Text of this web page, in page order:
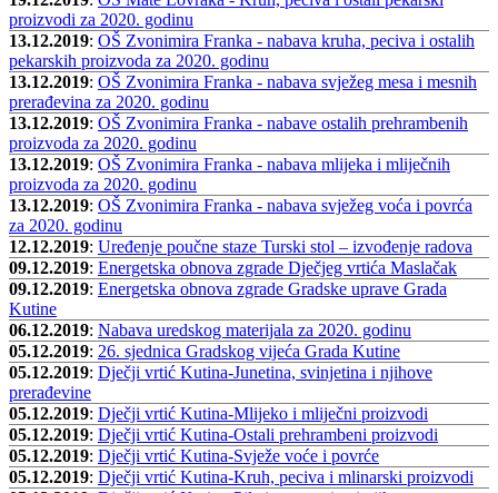
proizvodi za 2020. godinu
13.12.2019: OŠ Zvonimira Franka - nabava kruha, peciva i ostalih
pekarskih proizvoda za 2020. godinu
13.12.2019: OŠ Zvonimira Franka - nabava svježeg mesa i mesnih
prerađevina za 2020. godinu
13.12.2019: OŠ Zvonimira Franka - nabave ostalih prehrambenih
proizvoda za 2020. godinu
13.12.2019: OŠ Zvonimira Franka - nabava mlijeka i mliječnih
proizvoda za 2020. godinu
13.12.2019: OŠ Zvonimira Franka - nabava svježeg voća i povrća
za 2020. godinu
12.12.2019: Uređenje poučne staze Turski stol – izvođenje radova
09.12.2019: Energetska obnova zgrade Dječjeg vrtića Maslačak
09.12.2019: Energetska obnova zgrade Gradske uprave Grada
Kutine
06.12.2019: Nabava uredskog materijala za 2020. godinu
05.12.2019: 26. sjednica Gradskog vijeća Grada Kutine
05.12.2019: Dječji vrtić Kutina-Junetina, svinjetina i njihove
prerađevine
05.12.2019: Dječji vrtić Kutina-Mlijeko i mliječni proizvodi
05.12.2019: Dječji vrtić Kutina-Ostali prehrambeni proizvodi
05.12.2019: Dječji vrtić Kutina-Svježe voće i povrće
05.12.2019: Dječji vrtić Kutina-Kruh, peciva i mlinarski proizvodi